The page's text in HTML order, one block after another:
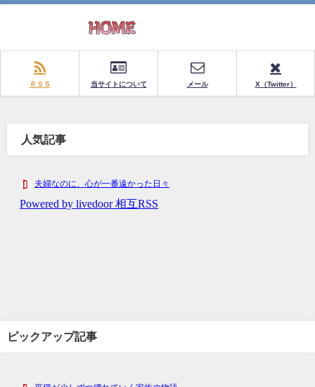
ＲＳＳ 当サイトについて メール X（Twitter）
人気記事
ピックアップ記事